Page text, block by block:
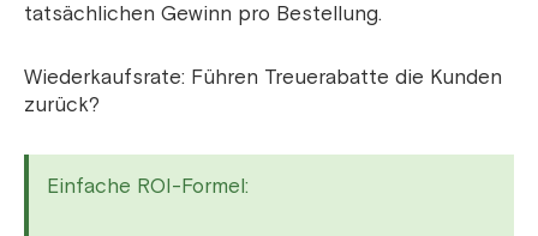
tatsächlichen Gewinn pro Bestellung.
Wiederkaufsrate: Führen Treuerabatte die Kunden
zurück?
Einfache ROI-Formel: